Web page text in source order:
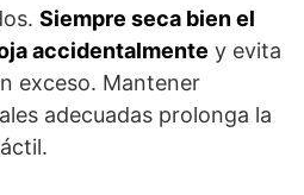
Siempre seca bien el
accidentalmente y evita
exceso. Mantener
adecuadas prolonga la